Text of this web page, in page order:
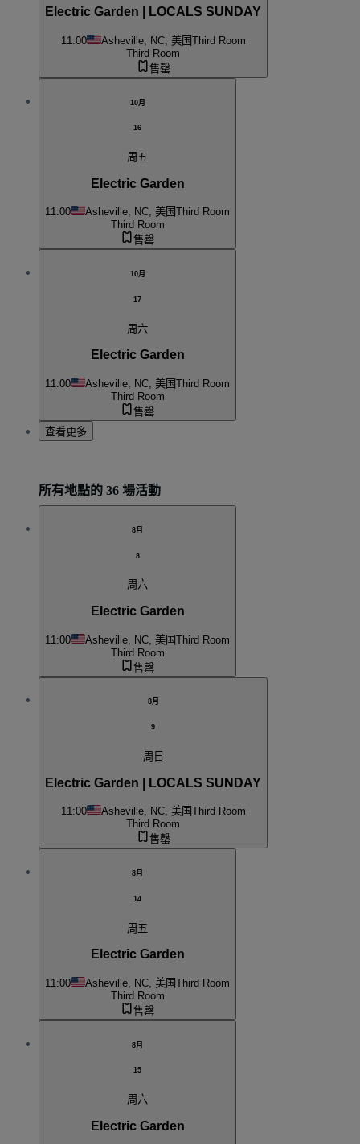
Electric Garden | LOCALS SUNDAY
11:00 Asheville, NC, 美国Third Room
Third Room
售罄
10月
16
周五
Electric Garden
11:00 Asheville, NC, 美国Third Room
Third Room
售罄
10月
17
周六
Electric Garden
11:00 Asheville, NC, 美国Third Room
Third Room
售罄
查看更多
所有地點的 36 場活動
8月
8
周六
Electric Garden
11:00 Asheville, NC, 美国Third Room
Third Room
售罄
8月
9
周日
Electric Garden | LOCALS SUNDAY
11:00 Asheville, NC, 美国Third Room
Third Room
售罄
8月
14
周五
Electric Garden
11:00 Asheville, NC, 美国Third Room
Third Room
售罄
8月
15
周六
Electric Garden